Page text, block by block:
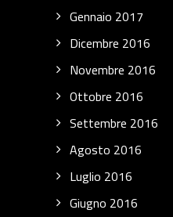
Gennaio 2017
Dicembre 2016
Novembre 2016
Ottobre 2016
Settembre 2016
Agosto 2016
Luglio 2016
Giugno 2016